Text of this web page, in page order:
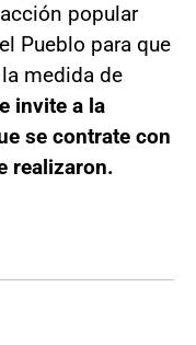
popular
Pueblo para que
medida de
invite a la
se contrate con
realizaron.